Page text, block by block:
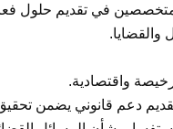
في تقديم حلول
والقضايا.
واقتصادية.
دعم قانوني يضمن